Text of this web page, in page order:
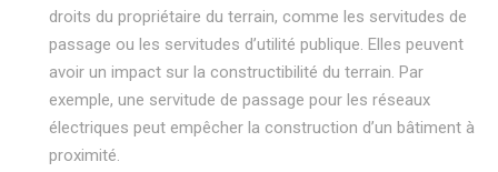
droits du propriétaire du terrain, comme les servitudes de
passage ou les servitudes d’utilité publique. Elles peuvent
avoir un impact sur la constructibilité du terrain. Par
exemple, une servitude de passage pour les réseaux
électriques peut empêcher la construction d’un bâtiment à
proximité.